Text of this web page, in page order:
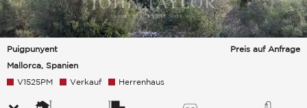
Puigpunyent
Mallorca, Spanien
Preis auf Anfrage
V1525PM Verkauf Herrenhaus